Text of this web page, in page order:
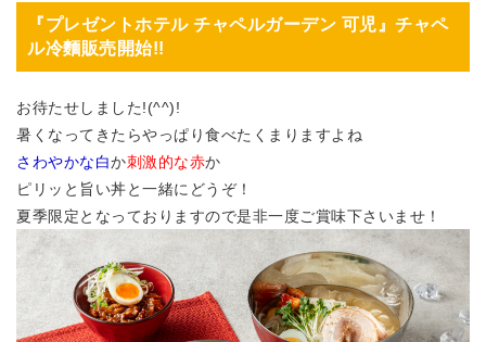
『プレゼントホテル チャペルガーデン 可児』チャペ
ル冷麵販売開始!!
お待たせしました!(^^)!
暑くなってきたらやっぱり食べたくまりますよね
さわやかな白か刺激的な赤か
ピリッと旨い丼と一緒にどうぞ！
夏季限定となっておりますので是非一度ご賞味下さいませ！